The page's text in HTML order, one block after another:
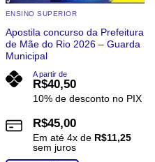
ENSINO SUPERIOR
Apostila concurso da Prefeitura
de Mãe do Rio 2026 – Guarda
Municipal
A partir de
R$40,50
10% de desconto no PIX
R$45,00
Em até 4x de R$11,25
sem juros